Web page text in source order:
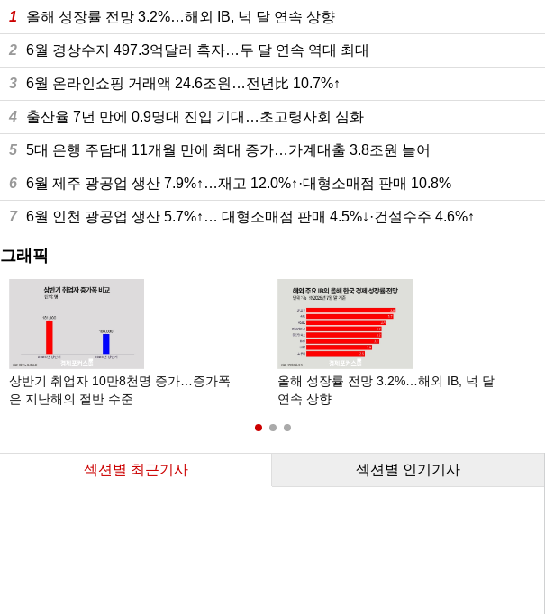
검
1 올해 성장률 전망 3.2%…해외 IB, 넉 달 연속 상향
2 6월 경상수지 497.3억달러 흑자…두 달 연속 역대 최대
3 6월 온라인쇼핑 거래액 24.6조원…전년比 10.7%↑
4 출산율 7년 만에 0.9명대 진입 기대…초고령사회 심화
5 5대 은행 주담대 11개월 만에 최대 증가…가계대출 3.8조원 늘어
6 6월 제주 광공업 생산 7.9%↑…재고 12.0%↑·대형소매점 판매 10.8%
7 6월 인천 광공업 생산 5.7%↑… 대형소매점 판매 4.5%↓·건설수주 4.6%↑
그래픽
상반기 취업자 10만8천명 증가…증가폭
은 지난해의 절반 수준
올해 성장률 전망 3.2%…해외 IB, 넉 달
연속 상향
섹션별 최근기사 섹션별 인기기사